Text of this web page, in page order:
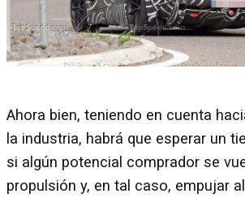
Ahora bien, teniendo en cuenta
la industria, habrá que esperar un
si algún potencial comprador se
propulsión y, en tal caso, empujar